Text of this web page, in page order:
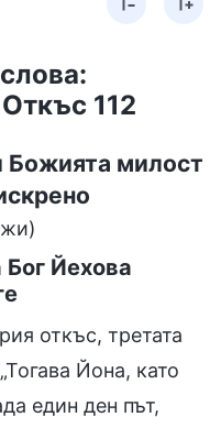
112
Божията милост
Йехова
откъс, третата
Йона, като
един ден път,